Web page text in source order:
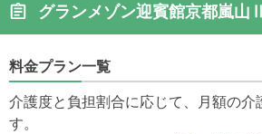
グランメゾン迎賓館京都嵐山
料金プラン一覧
介護度と負担割合に応じて、月額の介
す。